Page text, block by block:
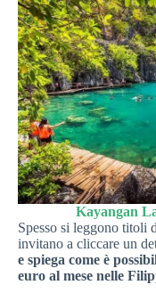
Kayangan
Spesso si leggono titoli
invitano a cliccare un
e spiega come è
euro al mese nelle